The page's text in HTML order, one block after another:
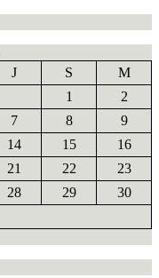
J S
M
1
2
7 8
9
14 15
16
21 22
23
28 29
30